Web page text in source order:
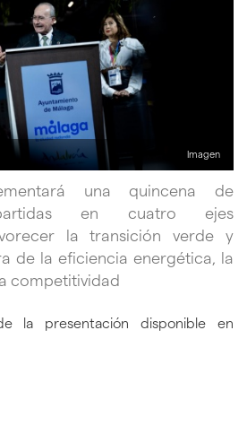
Imagen
una quincena de
en cuatro ejes
la transición verde y
de la eficiencia energética, la
competitividad
la presentación disponible en